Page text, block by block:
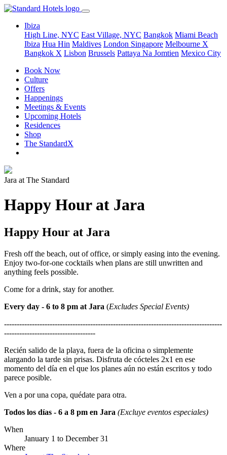
Ibiza
High Line, NYC East Village, NYC Bangkok Miami Beach
Ibiza Hua Hin Maldives London Singapore Melbourne X
Bangkok X Lisbon Brussels Pattaya Na Jomtien Mexico City
Book Now
Culture
Offers
Happenings
Meetings & Events
Upcoming Hotels
Residences
Shop
The StandardX
Jara at The Standard
Happy Hour at Jara
Happy Hour at Jara
Fresh off the beach, out of office, or simply easing into the evening.
Enjoy two-for-one cocktails when plans are still unwritten and
anything feels possible.
Come for a drink, stay for another.
Every day - 6 to 8 pm at Jara (Excludes Special Events)
--------------------------------------------------------------------------------------
------------------------------------
Recién salido de la playa, fuera de la oficina o simplemente
alargando la tarde sin prisas. Disfruta de cócteles 2x1 en ese
momento del día en el que los planes aún no están escritos y todo
parece posible.
Ven a por una copa, quédate para otra.
Todos los días - 6 a 8 pm en Jara (Excluye eventos especiales)
When
January 1 to December 31
Where